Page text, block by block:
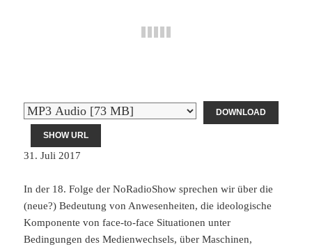
DOWNLOAD
SHOW URL
31. Juli 2017
In der 18. Folge der NoRadioShow sprechen wir über die
(neue?) Bedeutung von Anwesenheiten, die ideologische
Komponente von face-to-face Situationen unter
Bedingungen des Medienwechsels, über Maschinen,